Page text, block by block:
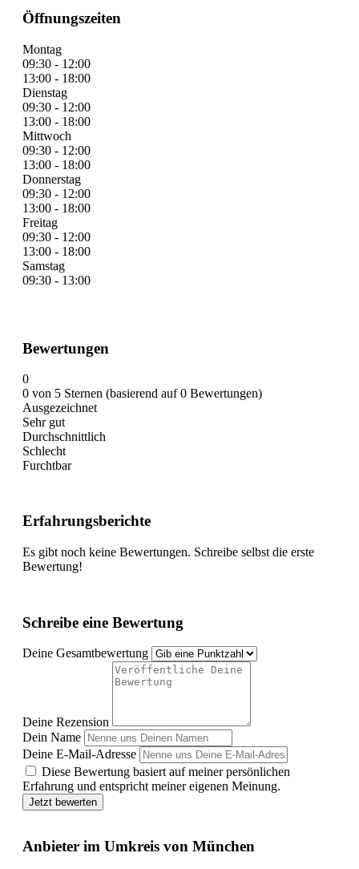
Öffnungszeiten
Montag
09:30 - 12:00
13:00 - 18:00
Dienstag
09:30 - 12:00
13:00 - 18:00
Mittwoch
09:30 - 12:00
13:00 - 18:00
Donnerstag
09:30 - 12:00
13:00 - 18:00
Freitag
09:30 - 12:00
13:00 - 18:00
Samstag
09:30 - 13:00
Bewertungen
0
0 von 5 Sternen (basierend auf 0 Bewertungen)
Ausgezeichnet
Sehr gut
Durchschnittlich
Schlecht
Furchtbar
Erfahrungsberichte
Es gibt noch keine Bewertungen. Schreibe selbst die erste
Bewertung!
Schreibe eine Bewertung
Deine Gesamtbewertung
Deine Rezension
Dein Name
Deine E-Mail-Adresse
Diese Bewertung basiert auf meiner persönlichen
Erfahrung und entspricht meiner eigenen Meinung.
Jetzt bewerten
Anbieter im Umkreis von München